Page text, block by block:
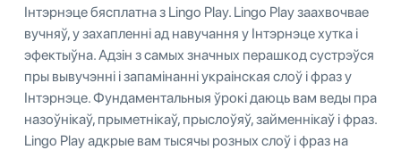
Інтэрнэце бясплатна з Lingo Play. Lingo Play заахвочвае
вучняў, у захапленні ад навучання у Інтэрнэце хутка і
эфектыўна. Адзін з самых значных перашкод сустрэўся
пры вывучэнні і запамінанні украінская слоў і фраз у
Інтэрнэце. Фундаментальныя ўрокі даюць вам веды пра
назоўнікаў, прыметнікаў, прыслоўяў, займеннікаў і фраз.
Lingo Play адкрые вам тысячы розных слоў і фраз на